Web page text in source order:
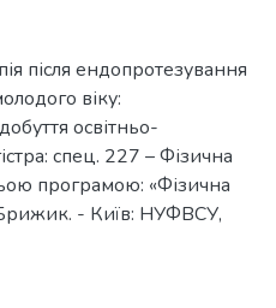
після ендопротезування
віку:
освітньо-
спец. 227 – Фізична
програмою: «Фізична
- Київ: НУФВСУ,